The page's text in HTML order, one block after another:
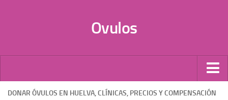
Ovulos
Por Tipo
DONAR ÓVULOS EN HUELVA, CLÍNICAS, PRECIOS Y COMPENSACIÓN